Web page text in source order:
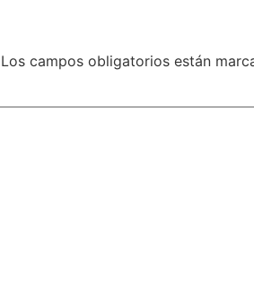
Los campos obligatorios están